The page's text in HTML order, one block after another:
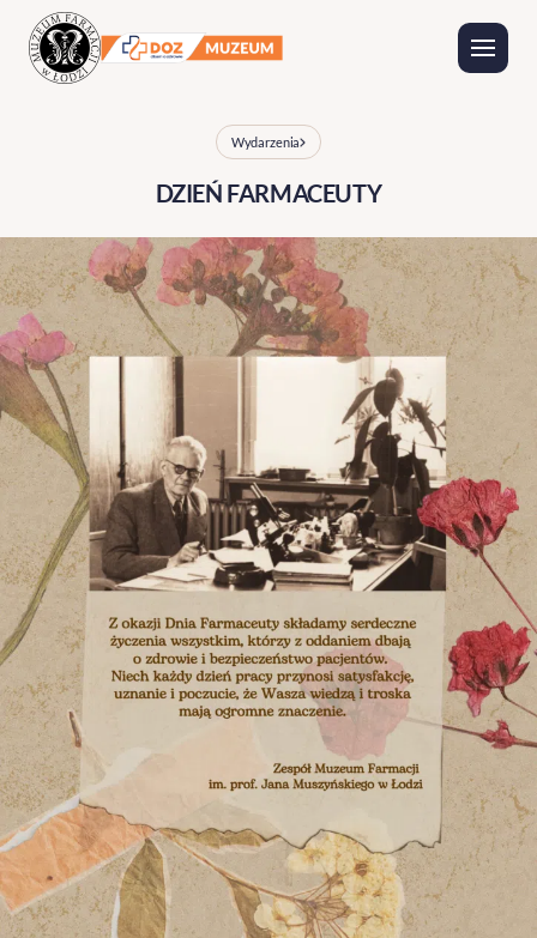
Wydarzenia
DZIEŃ FARMACEUTY